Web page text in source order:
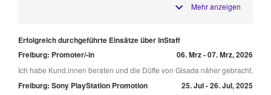
Mehr anzeigen
Erfolgreich durchgeführte Einsätze über InStaff
Freiburg: Promoter/-in
06. Mrz - 07. Mrz, 2026
Ich habe Kund.innen beraten und die Düfte von Gisada näher gebracht.
Freiburg: Sony PlayStation Promotion 25. Jul - 26. Jul, 2025